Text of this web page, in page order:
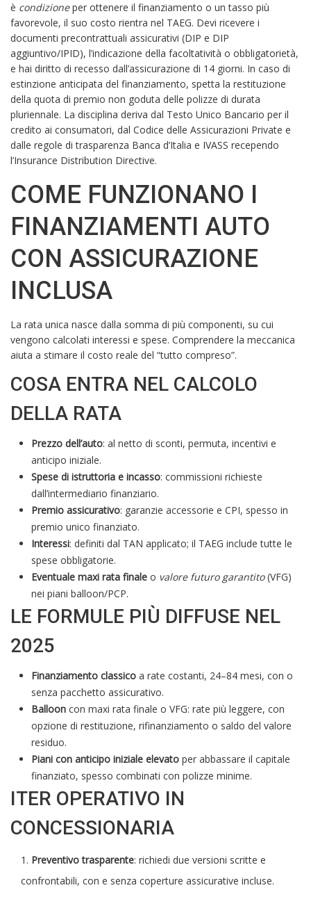
è condizioneper ottenere il finanziamento o un tasso più
favorevole, il suo costo rientra nel TAEG. Devi ricevere i
documenti precontrattuali assicurativi (DIP e DIP
aggiuntivo/IPID), l’indicazione della facoltatività o obbligatorietà,
e hai diritto di recesso dall’assicurazione di 14 giorni. In caso di
estinzione anticipata del finanziamento, spetta la restituzione
della quota di premio non goduta delle polizze di durata
pluriennale. La disciplina deriva dal Testo Unico Bancario per il
credito ai consumatori, dal Codice delle Assicurazioni Private e
dalle regole di trasparenza Banca d’Italia e IVASS recependo
l’Insurance Distribution Directive.
COME FUNZIONANO I
FINANZIAMENTI AUTO
CON ASSICURAZIONE
INCLUSA
La rata unica nasce dalla somma di più componenti, su cui
vengono calcolati interessi e spese. Comprendere la meccanica
aiuta a stimare il costo reale del “tutto compreso”.
COSA ENTRA NEL CALCOLO
DELLA RATA
Prezzo dell’auto: al netto di sconti, permuta, incentivi e
anticipo iniziale.
Spese di istruttoria e incasso: commissioni richieste
dall’intermediario finanziario.
Premio assicurativo: garanzie accessorie e CPI, spesso in
premio unico finanziato.
Interessi: definiti dal TAN applicato; il TAEG include tutte le
spese obbligatorie.
Eventuale maxi rata finale o valore futuro garantito(VFG)
nei piani balloon/PCP.
LE FORMULE PIÙ DIFFUSE NEL
2025
Finanziamento classico a rate costanti, 24–84 mesi, con o
senza pacchetto assicurativo.
Balloon con maxi rata finale o VFG: rate più leggere, con
opzione di restituzione, rifinanziamento o saldo del valore
residuo.
Piani con anticipo iniziale elevato per abbassare il capitale
finanziato, spesso combinati con polizze minime.
ITER OPERATIVO IN
CONCESSIONARIA
Preventivo trasparente: richiedi due versioni scritte e
confrontabili, con e senza coperture assicurative incluse.